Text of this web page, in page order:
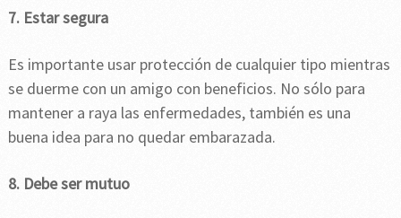
7. Estar segura
Es importante usar protección de cualquier tipo mientras
se duerme con un amigo con beneficios. No sólo para
mantener a raya las enfermedades, también es una
buena idea para no quedar embarazada.
8. Debe ser mutuo